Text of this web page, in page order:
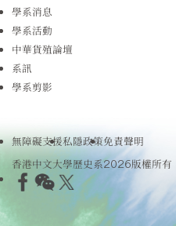
學系消息
學系活動
中華貨殖論壇
系訊
學系剪影
無障礙支援私隱政策免責聲明
香港中文大學歷史系2026版權所有